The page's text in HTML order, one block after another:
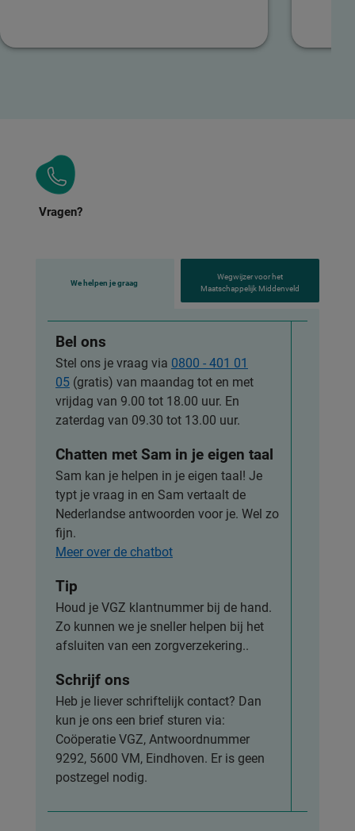
Vragen?
We helpen je graag
Wegwijzer voor het
Maatschappelijk Middenveld
Bel ons
Stel ons je vraag via 0800 - 401 01
05 (gratis) van maandag tot en met
vrijdag van 9.00 tot 18.00 uur. En
zaterdag van 09.30 tot 13.00 uur.
Chatten met Sam in je eigen taal
Sam kan je helpen in je eigen taal! Je
typt je vraag in en Sam vertaalt de
Nederlandse antwoorden voor je. Wel zo
fijn.
Meer over de chatbot
Tip
Houd je VGZ klantnummer bij de hand.
Zo kunnen we je sneller helpen bij het
afsluiten van een zorgverzekering..
Schrijf ons
Heb je liever schriftelijk contact? Dan
kun je ons een brief sturen via:
Coöperatie VGZ, Antwoordnummer
9292, 5600 VM, Eindhoven. Er is geen
postzegel nodig.